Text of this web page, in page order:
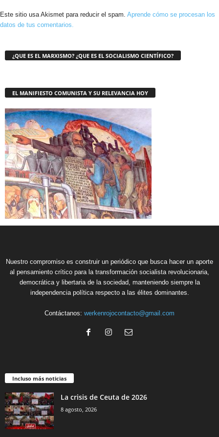
Este sitio usa Akismet para reducir el spam. Aprende cómo se procesan los
datos de tus comentarios.
¿QUE ES EL MARXISMO? ¿QUE ES EL SOCIALISMO CIENTÍFICO?
EL MANIFIESTO COMUNISTA Y SU RELEVANCIA HOY
Nuestro compromiso es construir un periódico que busca hacer un aporte
al pensamiento crítico para la transformación socialista revolucionaria,
democrática y libertaria de la sociedad, manteniendo siempre la
independencia política respecto a las élites dominantes.
Contáctanos: werkenrojocontacto@gmail.com
Incluso más noticias
La crisis de Ceuta de 2026
8 agosto, 2026